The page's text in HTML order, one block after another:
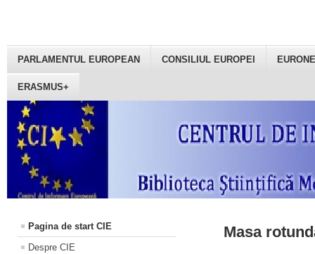
PARLAMENTUL EUROPEAN CONSILIUL EUROPEI
ERASMUS+
Pagina de start CIE
Despre CIE
Masa